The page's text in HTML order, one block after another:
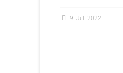
9. Juli 2022